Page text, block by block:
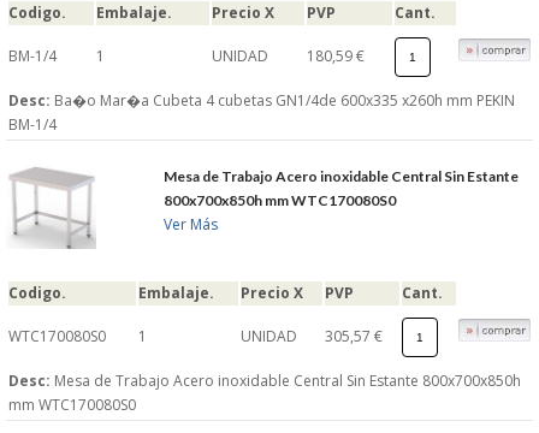
Codigo. Embalaje. Precio X PVP Cant.
BM-1/4 1 UNIDAD 180,59 €
Desc: Ba�o Mar�a Cubeta 4 cubetas GN1/4de 600x335 x260h mm PEKIN
BM-1/4
Mesa de Trabajo Acero inoxidable Central Sin Estante
800x700x850h mm WTC170080S0
Ver Más
Codigo. Embalaje. Precio X PVP Cant.
WTC170080S0 1 UNIDAD 305,57 €
Desc: Mesa de Trabajo Acero inoxidable Central Sin Estante 800x700x850h
mm WTC170080S0